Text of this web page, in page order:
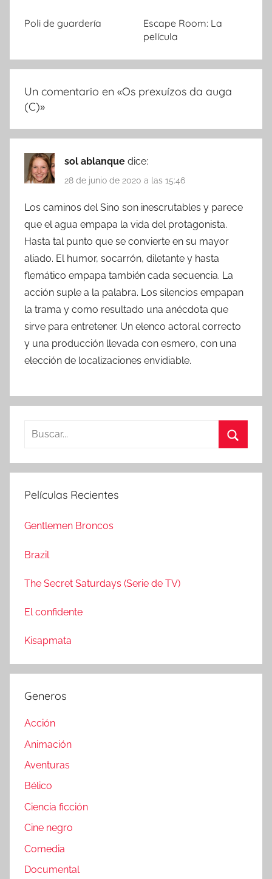
Poli de guardería
Escape Room: La
película
Un comentario en «Os prexuízos da auga
(C)»
sol ablanque dice:
28 de junio de 2020 a las 15:46
Los caminos del Sino son inescrutables y parece
que el agua empapa la vida del protagonista.
Hasta tal punto que se convierte en su mayor
aliado. El humor, socarrón, diletante y hasta
flemático empapa también cada secuencia. La
acción suple a la palabra. Los silencios empapan
la trama y como resultado una anécdota que
sirve para entretener. Un elenco actoral correcto
y una producción llevada con esmero, con una
elección de localizaciones envidiable.
s
a
:
u
Películas Recientes
Gentlemen Broncos
Brazil
The Secret Saturdays (Serie de TV)
El confidente
Kisapmata
Generos
Acción
Animación
Aventuras
Bélico
Ciencia ficción
Cine negro
Comedia
Documental